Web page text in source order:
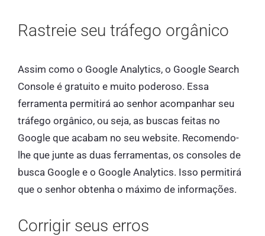
Rastreie seu tráfego orgânico
Assim como o Google Analytics, o Google Search
Console é gratuito e muito poderoso. Essa
ferramenta permitirá ao senhor acompanhar seu
tráfego orgânico, ou seja, as buscas feitas no
Google que acabam no seu website. Recomendo-
lhe que junte as duas ferramentas, os consoles de
busca Google e o Google Analytics. Isso permitirá
que o senhor obtenha o máximo de informações.
Corrigir seus erros